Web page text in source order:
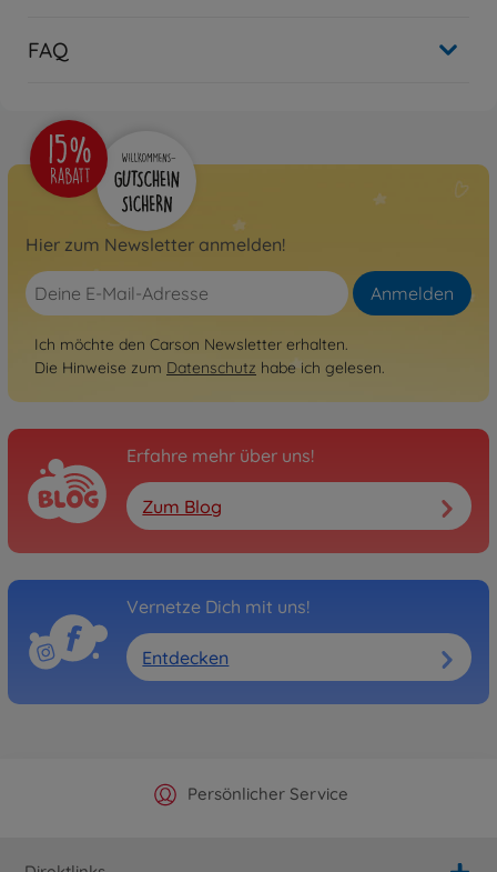
FAQ
Hier zum Newsletter anmelden!
Anmelden
Ich möchte den Carson Newsletter erhalten.
Die Hinweise zum Datenschutz habe ich gelesen.
Erfahre mehr über uns!
Zum Blog
Vernetze Dich mit uns!
Entdecken
Offizieller Hersteller Shop
Persönlicher Service
Versandkostenfrei ab 25€
Schnelle Lieferung